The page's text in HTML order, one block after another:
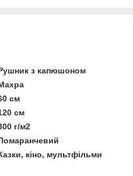
з капюшоном
см
см
г/м2
кіно, мультфільми